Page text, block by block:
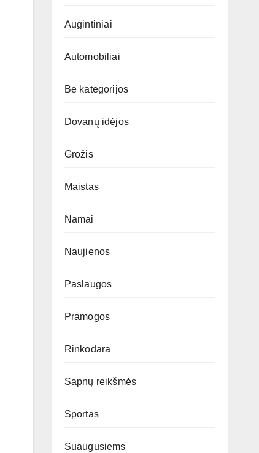
Augintiniai
Automobiliai
Be kategorijos
Dovanų idėjos
Grožis
Maistas
Namai
Naujienos
Paslaugos
Pramogos
Rinkodara
Sapnų reikšmės
Sportas
Suaugusiems